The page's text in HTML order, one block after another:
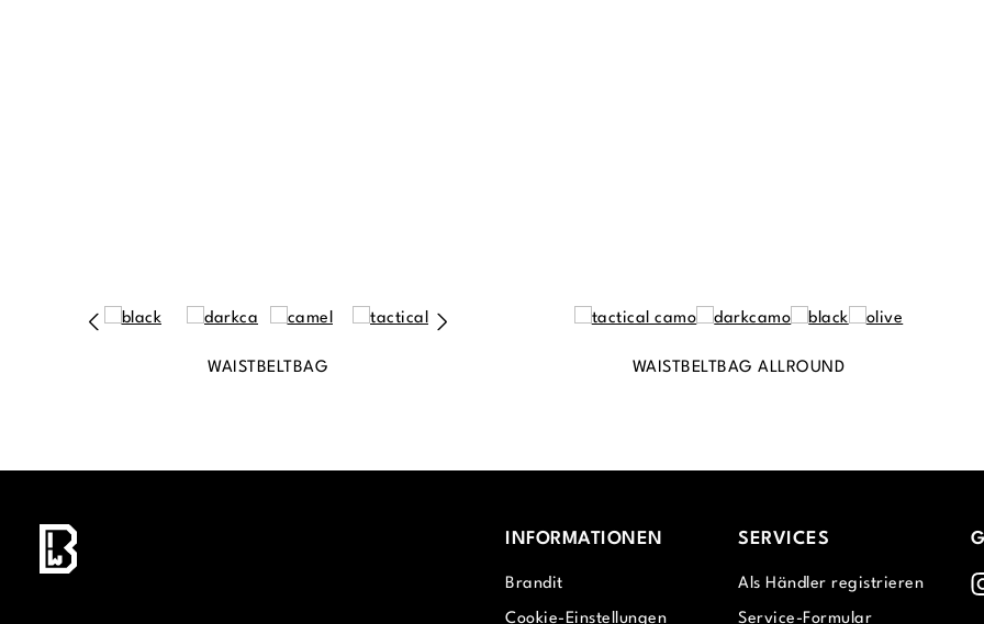
WAISTBELTBAG WAISTBELTBAG ALLROUND
INFORMATIONEN
Brandit
Cookie-Einstellungen
SERVICES
Als Händler registrieren
Service-Formular